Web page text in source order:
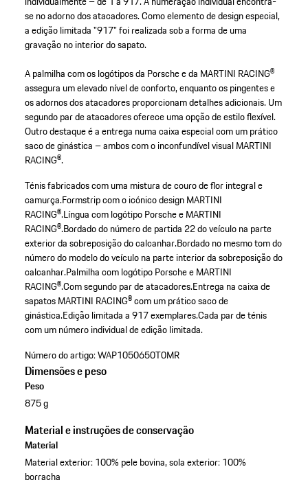
se no adorno dos atacadores. Como elemento de design especial,
a edição limitada "917" foi realizada sob a forma de uma
gravação no interior do sapato.
A palmilha com os logótipos da Porsche e da MARTINI RACING®
assegura um elevado nível de conforto, enquanto os pingentes e
os adornos dos atacadores proporcionam detalhes adicionais. Um
segundo par de atacadores oferece uma opção de estilo flexível.
Outro destaque é a entrega numa caixa especial com um prático
saco de ginástica – ambos com o inconfundível visual MARTINI
RACING®.
Ténis fabricados com uma mistura de couro de flor integral e
camurça.Formstrip com o icónico design MARTINI
RACING®.Língua com logótipo Porsche e MARTINI
RACING®.Bordado do número de partida 22 do veículo na parte
exterior da sobreposição do calcanhar.Bordado no mesmo tom do
número do modelo do veículo na parte interior da sobreposição do
calcanhar.Palmilha com logótipo Porsche e MARTINI
RACING®.Com segundo par de atacadores.Entrega na caixa de
sapatos MARTINI RACING® com um prático saco de
ginástica.Edição limitada a 917 exemplares.Cada par de ténis
com um número individual de edição limitada.
Número do artigo:WAP1050650T0MR
Dimensões e peso
Peso
875 g
Material e instruções de conservação
Material
Material exterior: 100% pele bovina, sola exterior: 100%
borracha